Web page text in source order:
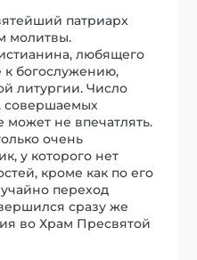
патриарх
молитвы.
любящего
к богослужению,
литургии. Число
совершаемых
может не впечатлять.
очень
у которого нет
кроме как по его
переход
сразу же
во Храм Пресвятой